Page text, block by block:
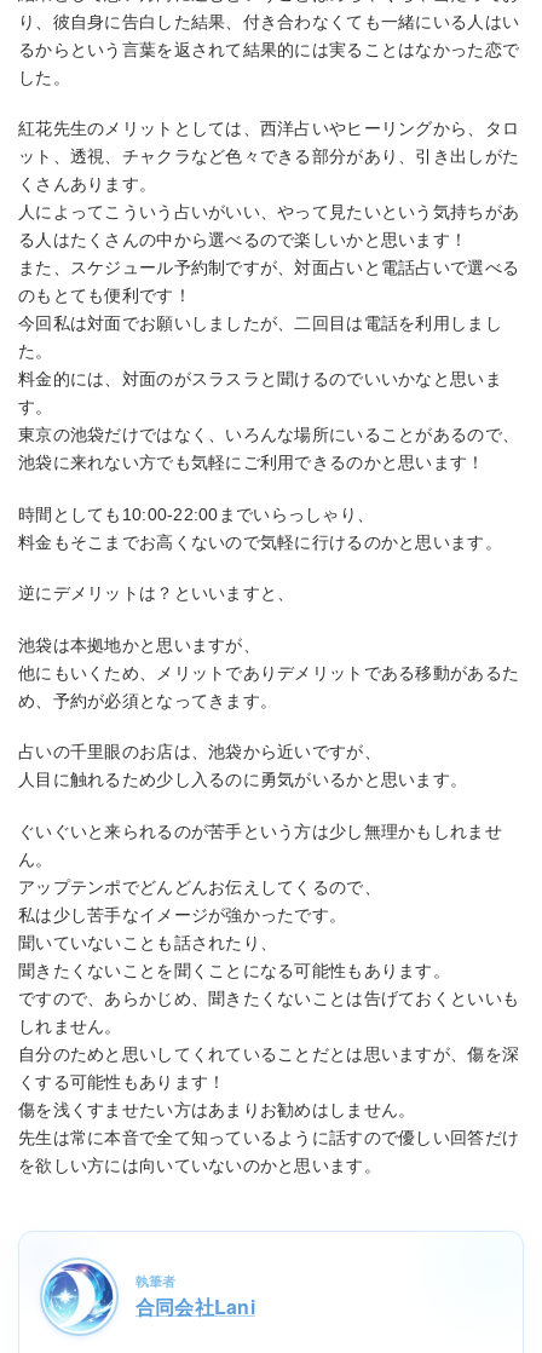
り、彼自身に告白した結果、付き合わなくても一緒にいる人はい
るからという言葉を返されて結果的には実ることはなかった恋で
した。
紅花先生のメリットとしては、西洋占いやヒーリングから、タロ
ット、透視、チャクラなど色々できる部分があり、引き出しがた
くさんあります。
人によってこういう占いがいい、やって見たいという気持ちがあ
る人はたくさんの中から選べるので楽しいかと思います！
また、スケジュール予約制ですが、対面占いと電話占いで選べる
のもとても便利です！
今回私は対面でお願いしましたが、二回目は電話を利用しまし
た。
料金的には、対面のがスラスラと聞けるのでいいかなと思いま
す。
東京の池袋だけではなく、いろんな場所にいることがあるので、
池袋に来れない方でも気軽にご利用できるのかと思います！
時間としても10:00-22:00までいらっしゃり、
料金もそこまでお高くないので気軽に行けるのかと思います。
逆にデメリットは？といいますと、
池袋は本拠地かと思いますが、
他にもいくため、メリットでありデメリットである移動があるた
め、予約が必須となってきます。
占いの千里眼のお店は、池袋から近いですが、
人目に触れるため少し入るのに勇気がいるかと思います。
ぐいぐいと来られるのが苦手という方は少し無理かもしれませ
ん。
アップテンポでどんどんお伝えしてくるので、
私は少し苦手なイメージが強かったです。
聞いていないことも話されたり、
聞きたくないことを聞くことになる可能性もあります。
ですので、あらかじめ、聞きたくないことは告げておくといいも
しれません。
自分のためと思いしてくれていることだとは思いますが、傷を深
くする可能性もあります！
傷を浅くすませたい方はあまりお勧めはしません。
先生は常に本音で全て知っているように話すので優しい回答だけ
を欲しい方には向いていないのかと思います。
執筆者
合同会社Lani